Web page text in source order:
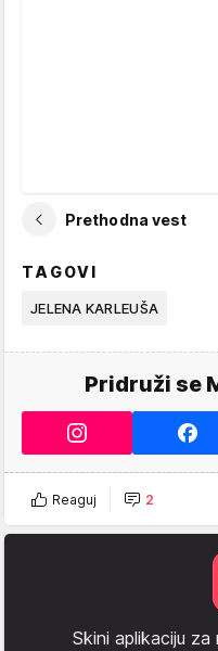
Prethodna vest
TAGOVI
JELENA KARLEUŠA
Pridruži se
Reaguj 2
Skini aplikaciju